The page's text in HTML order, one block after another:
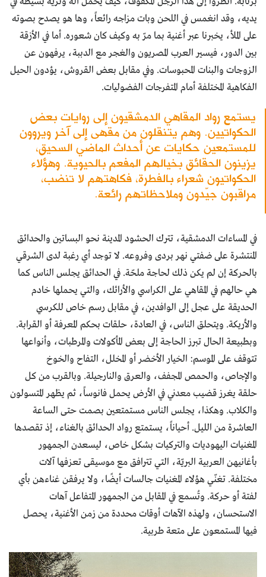
يديه، وقد انغمس في اللحن وبات مزاجه رائعاً، وها هو يصدح بصوته
على الملأ، يخبرنا عبر أغنية بما مرّ به وكيف كان شعوره. أما في الأزقة
بين الدور، فيسير العرب المصريون والغجر مع الدببة، يرفهون عن
الزوجات والبنات المحبوسات. وفي مقابل بعض القروش، يؤدون الحيل
الفكاهية المختلفة أمام المتفرجات الفضوليات.
يستمع رواد المقاهي الدمشقيون إلى روايات بعض
الحكواتيين. وهم يتنقلون من مقهى إلى آخر ويروون
للمستمعين حكايات عن أحداث الماضي السحيق،
يزينون الحقائق بخيالهم المفعم بالحيوية. وهؤلاء
الحكواتيون شعراء بالفطرة، فكاهتهم لا تنضب،
مراقبون جيّدون وملاحظاتهم رائعة.
في المساءات الدمشقية، تترك الحشود المدينة نحو البساتين والحدائق
المنتشرة على ضفتي نهر بردى وفروعه. لا توجد أي رغبة لدى الشرقي
بالحركة إن لم يكن ذلك لحاجة ملحّة. في الحدائق يجلس الناس كما
هي حالهم في المقاهي على الكراسي والأرائك، والتي يحملها خادم
الحديقة على عجل إلى الوافدين، في مقابل رسم خاص للكرسي
والأريكة. ويتحلق الناس، في العادة، حلقات بحكم المعرفة أو القرابة.
وبطبيعة الحال تبرز الحاجة إلى بعض المأكولات والمرطبات، وأنواعها
تتوقف على الموسم: الخيار الأخضر أو المخلل، التفاح والخوخ
والإجاص، والحمص المجفف، والعرق والنارجيلة. وبالقرب من كل
حلقة يغرز قضيب معدني في الأرض يحمل فانوساً، ثم يظهر المتسولون
والكلاب. وهكذا، يجلس الناس مستمتعين بصمت حتى الساعة
العاشرة من الليل. أحياناً، يستمتع رواد الحدائق بالغناء، إذ تقصدها
المغنيات اليهوديات والتركيات بشكل خاص، ليسعدن الجمهور
بأغانيهن العربية البريّة، التي تترافق مع موسيقى تعزفها آلات
مختلفة. تغنّي هؤلاء المغنيات جالسات أيضًا، ولا يرفقن غناءهن بأي
لفتة أو حركة. وتُسمع في المقابل من الجمهور المتفاعل آهات
الاستحسان، ولهذه الآهات أوقات محددة من زمن الأغنية، يحصل
فيها المستمعون على متعة طربية.